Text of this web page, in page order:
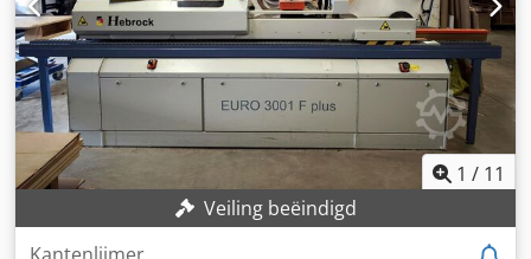
1 / 11
Veiling beëindigd